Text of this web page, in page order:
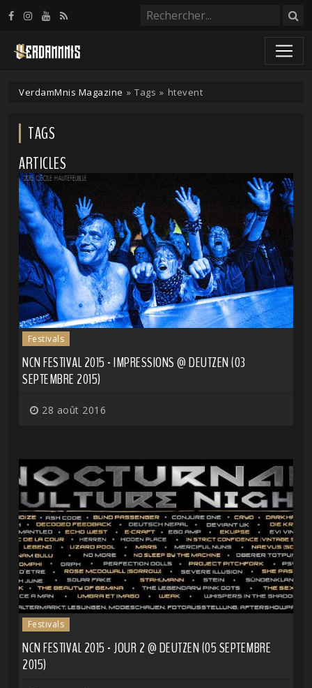
VerdamMnis Magazine » Tags » htevent
TAGS
ARTICLES
Festivals
NCN FESTIVAL 2015 - IMPRESSIONS @ DEUTZEN (03
SEPTEMBRE 2015)
28 août 2016
Festivals
NCN FESTIVAL 2015 - JOUR 2 @ DEUTZEN (05 SEPTEMBRE
2015)
Panneau de gestion des cookies